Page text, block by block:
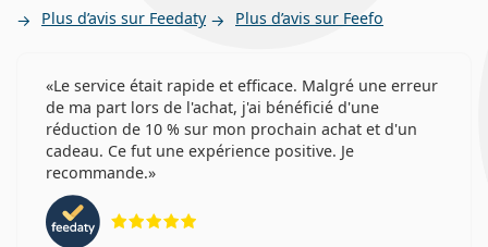
Plus d’avis sur Feedaty Plus d’avis sur Feefo
Le service était rapide et efficace. Malgré une erreur
de ma part lors de l'achat, j'ai bénéficié d'une
réduction de 10 % sur mon prochain achat et d'un
cadeau. Ce fut une expérience positive. Je
recommande.